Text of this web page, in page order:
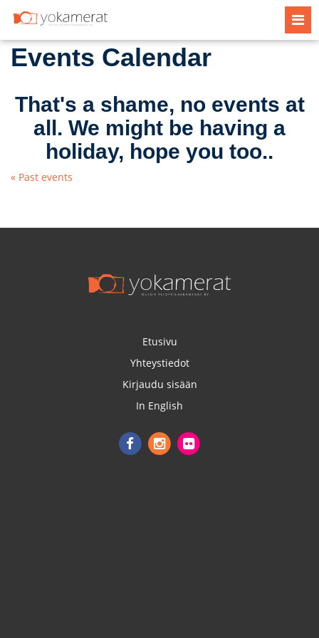
Events Calendar
That's a shame, no events at
all. We might be having a
holiday, hope you too..
« Past events
Etusivu
Yhteystiedot
Kirjaudu sisään
In English